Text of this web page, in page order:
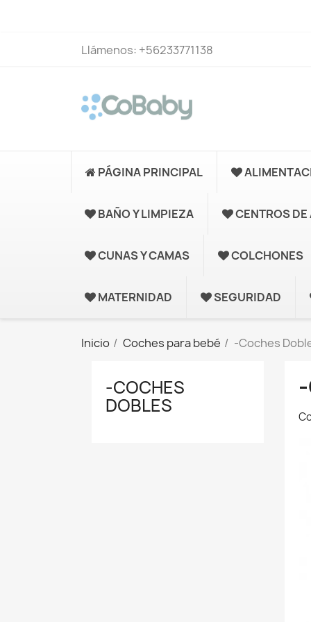
Llámenos: +56233771138
PÁGINA PRINCIPAL
BAÑO Y LIMPIEZA CENTROS
CUNAS Y CAMAS COLCHONES
MATERNIDAD SEGURIDAD
Inicio Coches para bebé -Coches
-COCHES
DOBLES